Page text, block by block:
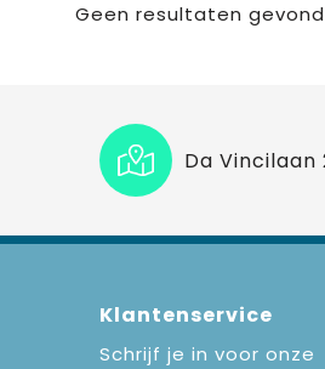
Geen resultaten
Da Vincilaan
Klantenservice
Schrijf je in voor onze